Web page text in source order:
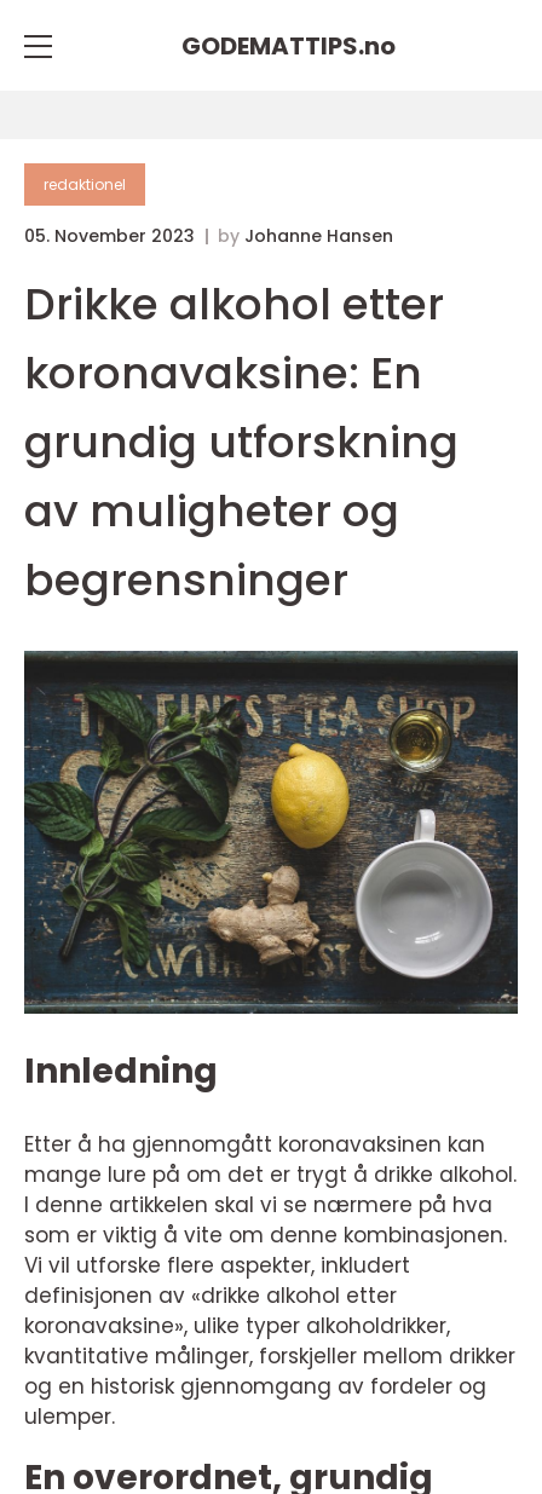
GODEMATTIPS.no
redaktionel
05. November 2023 by Johanne Hansen
Drikke alkohol etter
koronavaksine: En
grundig utforskning
av muligheter og
begrensninger
Innledning
Etter å ha gjennomgått koronavaksinen kan
mange lure på om det er trygt å drikke alkohol.
I denne artikkelen skal vi se nærmere på hva
som er viktig å vite om denne kombinasjonen.
Vi vil utforske flere aspekter, inkludert
definisjonen av «drikke alkohol etter
koronavaksine», ulike typer alkoholdrikker,
kvantitative målinger, forskjeller mellom drikker
og en historisk gjennomgang av fordeler og
ulemper.
En overordnet, grundig